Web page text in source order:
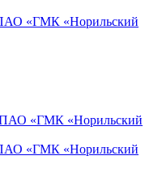
«ГМК «Норильский
ПАО «ГМК «Норильский
«ГМК «Норильский